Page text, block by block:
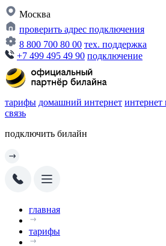
Москва
проверить адрес подключения
8 800 700 80 00 тех. поддержка
+7 499 495 49 90 подключение
тарифы домашний интернет интернет
связь
подключить билайн
главная
тарифы